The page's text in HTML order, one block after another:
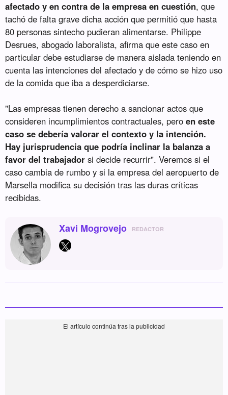
afectado y en contra de la empresa en cuestión, que
tachó de falta grave dicha acción que permitió que hasta
80 personas sintecho pudieran alimentarse. Philippe
Desrues, abogado laboralista, afirma que este caso en
particular debe estudiarse de manera aislada teniendo en
cuenta las intenciones del afectado y de cómo se hizo uso
de la comida que iba a desperdiciarse.
"Las empresas tienen derecho a sancionar actos que
consideren incumplimientos contractuales, peroen este
caso se debería valorar el contexto y la intención.
Hay jurisprudencia que podría inclinar la balanza a
favor del trabajador si decide recurrir". Veremos si el
caso cambia de rumbo y si la empresa del aeropuerto de
Marsella modifica su decisión tras las duras críticas
recibidas.
Xavi Mogrovejo REDACTOR